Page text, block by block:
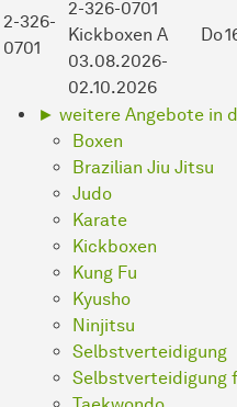
2-326-
0701
2-326-0701
Kickboxen A
03.08.2026-
02.10.2026
Do
► weitere Angebote in
Boxen
Brazilian Jiu Jitsu
Judo
Karate
Kickboxen
Kung Fu
Kyusho
Ninjitsu
Selbstverteidigung
Selbstverteidigung